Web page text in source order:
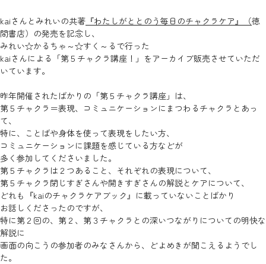
kaiさんとみれいの共著 『わたしがととのう毎日のチャクラケア』（徳
間書店）の発売を記念し、
みれい☆かるちゃ～☆すく～るで行った
kaiさんによる「第５チャクラ講座！」をアーカイブ販売させていただ
いています。
昨年開催されたばかりの「第５チャクラ講座」は、
第５チャクラ＝表現、コミュニケーションにまつわるチャクラとあっ
て、
特に、ことばや身体を使って表現をしたい方、
コミュニケーションに課題を感じている方などが
多く参加してくださいました。
第５チャクラは２つあること、それぞれの表現について、
第５チャクラ閉じすぎさんや開きすぎさんの解説とケアについて、
どれも『kaiのチャクラケアブック』に載っていないことばかり
お話しくださったのですが、
特に第２回の、第２、第３チャクラとの深いつながりについての明快な
解説に
画面の向こうの参加者のみなさんから、どよめきが聞こえるようでし
た。